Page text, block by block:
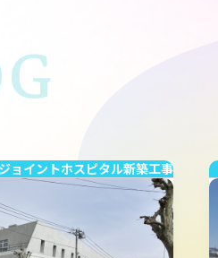
ョイントホスピタル新築工事